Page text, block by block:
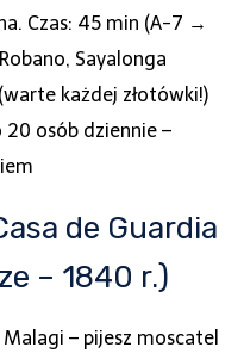
Czas: 45 min (A-7 →
Sayalonga
każdej złotówki!)
osób dziennie –
de Guardia
– 1840 r.)
– pijesz moscatel